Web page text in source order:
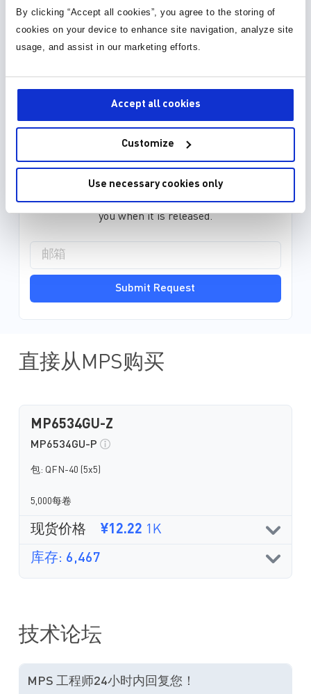
By clicking “Accept all cookies”, you agree to the storing of
cookies on your device to enhance site navigation, analyze site
usage, and assist in our marketing efforts.
Accept all cookies
Customize
Use necessary cookies only
元件库，封装库和 3D 模型
30种以上格式
封装库 (34)
3D 模型 (15)
EDA model is not yet available for this part.
Please enter your email address and we will notify
you when it is released.
Submit Request
直接从MPS购买
MP6534GU-Z
MP6534GU-P
包: QFN-40 (5x5)
5,000每卷
现货价格 ¥12.22 1K
库存: 6,467
技术论坛
MPS 工程师24小时内回复您！